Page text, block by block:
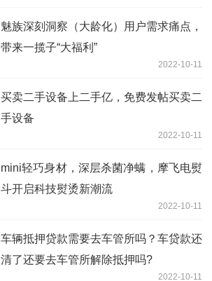
魅族深刻洞察（大龄化）用户需求痛点，
带来一揽子“大福利”
2022-10-11
买卖二手设备上二手亿，免费发帖买卖二
手设备
2022-10-11
mini轻巧身材，深层杀菌净螨，摩飞电熨
斗开启科技熨烫新潮流
2022-10-11
车辆抵押贷款需要去车管所吗？车贷款还
清了还要去车管所解除抵押吗?
2022-10-11